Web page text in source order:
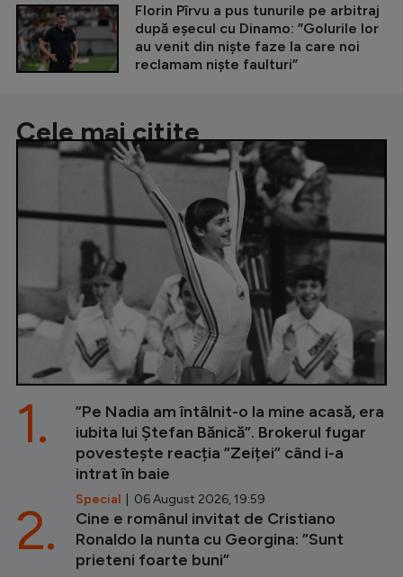
Florin Pîrvu a pus tunurile pe arbitraj
după eșecul cu Dinamo: ”Golurile lor
au venit din niște faze la care noi
reclamam niște faulturi”
Cele mai citite
”Pe Nadia am întâlnit-o la mine acasă, era
iubita lui Ștefan Bănică”. Brokerul fugar
povestește reacția ”Zeiței” când i-a
intrat în baie
Special | 06 August 2026, 19:59
1.
Cine e românul invitat de Cristiano
Ronaldo la nunta cu Georgina: ”Sunt
prieteni foarte buni”
2.